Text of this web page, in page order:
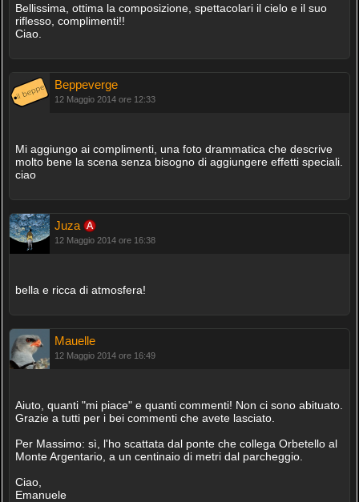
Bellissima, ottima la composizione, spettacolari il cielo e il suo
riflesso, complimenti!!
Ciao.
Beppeverge
12 Maggio 2014 ore 12:33
Mi aggiungo ai complimenti, una foto drammatica che descrive
molto bene la scena senza bisogno di aggiungere effetti speciali.
ciao
Juza
12 Maggio 2014 ore 16:38
bella e ricca di atmosfera!
Mauelle
12 Maggio 2014 ore 16:49
Aiuto, quanti "mi piace" e quanti commenti! Non ci sono abituato.
Grazie a tutti per i bei commenti che avete lasciato.
Per Massimo: sì, l'ho scattata dal ponte che collega Orbetello al
Monte Argentario, a un centinaio di metri dal parcheggio.
Ciao,
Emanuele